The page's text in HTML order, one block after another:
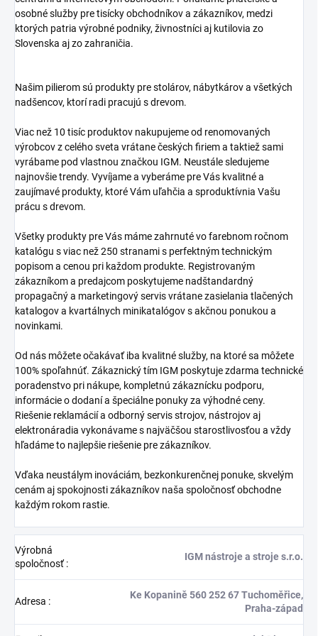
osobné služby pre tisícky obchodníkov a zákazníkov, medzi
ktorých patria výrobné podniky, živnostníci aj kutilovia zo
Slovenska aj zo zahraničia.
Našim pilierom sú produkty pre stolárov, nábytkárov a všetkých
nadšencov, ktorí radi pracujú s drevom.
Viac než 10 tisíc produktov nakupujeme od renomovaných
výrobcov z celého sveta vrátane českých firiem a taktiež sami
vyrábame pod vlastnou značkou IGM. Neustále sledujeme
najnovšie trendy. Vyvíjame a vyberáme pre Vás kvalitné a
zaujímavé produkty, ktoré Vám uľahčia a sproduktívnia Vašu
prácu s drevom.
Všetky produkty pre Vás máme zahrnuté vo farebnom ročnom
katalógu s viac než 250 stranami s perfektným technickým
popisom a cenou pri každom produkte. Registrovaným
zákazníkom a predajcom poskytujeme nadštandardný
propagačný a marketingový servis vrátane zasielania tlačených
katalogov a kvartálnych minikatalógov s akčnou ponukou a
novinkami.
Od nás môžete očakávať iba kvalitné služby, na ktoré sa môžete
100% spoľahnúť. Zákaznický tím IGM poskytuje zdarma technické
poradenstvo pri nákupe, kompletnú zákaznícku podporu,
informácie o dodaní a špeciálne ponuky za výhodné ceny.
Riešenie reklamácií a odborný servis strojov, nástrojov aj
elektronáradia vykonávame s najväčšou starostlivosťou a vždy
hľadáme to najlepšie riešenie pre zákazníkov.
Vďaka neustálym inováciám, bezkonkurenčnej ponuke, skvelým
cenám aj spokojnosti zákazníkov naša spoločnosť obchodne
každým rokom rastie.
Výrobná
spoločnosť:
IGM nástroje a stroje s.r.o.
Adresa :
Ke Kopanině 560 252 67 Tuchoměřice,
Praha-západ